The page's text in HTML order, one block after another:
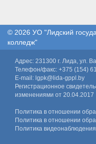
© 2026 УО "Лидский
колледж"
Адрес: 231300 г. Лида, ул.
Телефон/факс: +375 (154)
E-mail: lgpk@lida-gppl.by
Регистрационное
изменениями от 20.04.2017
Политика в отношении
Политика в отношении
Политика видеонаблюдения